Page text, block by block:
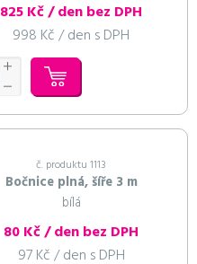
825 Kč / den bez DPH
998 Kč / den s DPH
č. produktu 1113
Bočnice plná, šíře 3 m
bílá
80 Kč / den bez DPH
97 Kč / den s DPH